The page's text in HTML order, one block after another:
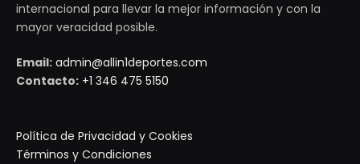
internacional para llevar la mejor información y con la
mayor veracidad posible.
Email: admin@allin1deportes.com
Contacto: +1 346 475 5150
Política de Privacidad y Cookies
Términos y Condiciones